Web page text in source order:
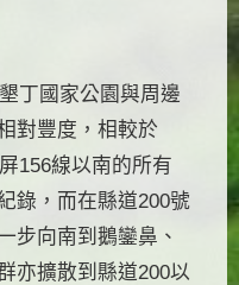
丁國家公園與周邊
對豐度，相較於
156線以南的所有
錄，而在縣道200號
步向南到鵝鑾鼻、
亦擴散到縣道200以